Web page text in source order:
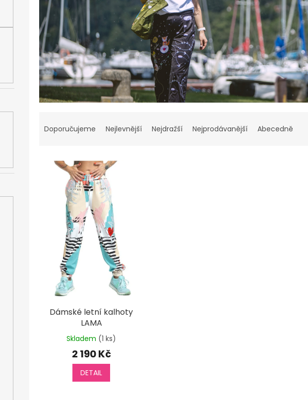
aDoporučujeme Nejlevnější Nejdražší Nejprodávanější Abecedně
Dámské letní kalhoty
LAMA
Skladem (1 ks)
2 190 Kč
DETAIL